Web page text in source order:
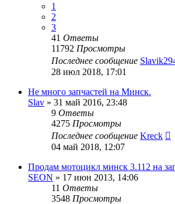
1
2
3
41 Ответы
11792 Просмотры
Последнее сообщение
28 июл 2018, 17:01
Не много запчастей на Минск.
Slav » 31 май 2016, 23:48
9 Ответы
4275 Просмотры
Последнее сообщение Kreck
04 май 2018, 12:07
Продам мотоцикл минск 3.112 на
SEON » 17 июн 2013, 14:06
11 Ответы
3548 Просмотры